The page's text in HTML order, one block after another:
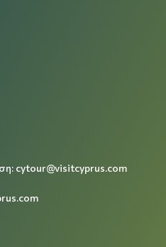
cytour@visitcyprus.com